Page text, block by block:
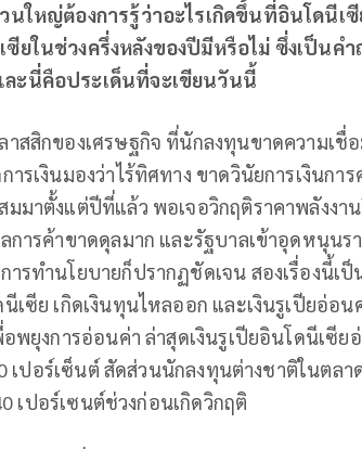
ใหญ่ต้องการรู้ว่าอะไรเกิดขึ้นที่อินโดนีเ
ยในช่วงครึ่งหลังของปีมีหรือไม่ ซึ่งเป็นค
ะนี่คือประเด็นที่จะเขียนวันนี้
สสิกของเศรษฐกิจ ที่นักลงทุนขาดความเชื่
รเงินมองว่าไร้ทิศทาง ขาดวินัยการเงินการ
มาตั้งแต่ปีที่แล้ว พอเจอวิกฤติราคาพลังงา
การค้าขาดดุลมาก และรัฐบาลเข้าอุดหนุนร
รทำนโยบายก็ปรากฏชัดเจน สองเรื่องนี้เป็
ซีย เกิดเงินทุนไหลออก และเงินรูเปียอ่อน
พยุงการอ่อนค่า ล่าสุดเงินรูเปียอินโดนีเซีย
เปอร์เซ็นต์ สัดส่วนนักลงทุนต่างชาติในตล
เปอร์เซนต์ช่วงก่อนเกิดวิกฤติ